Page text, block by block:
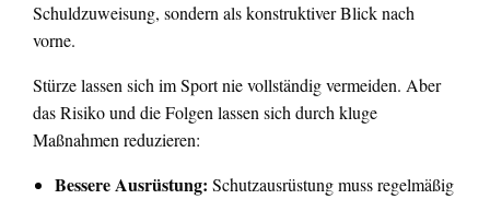
Schuldzuweisung, sondern als konstruktiver Blick nach
vorne.
Stürze lassen sich im Sport nie vollständig vermeiden. Aber
das Risiko und die Folgen lassen sich durch kluge
Maßnahmen reduzieren:
Bessere Ausrüstung: Schutzausrüstung muss regelmäßig